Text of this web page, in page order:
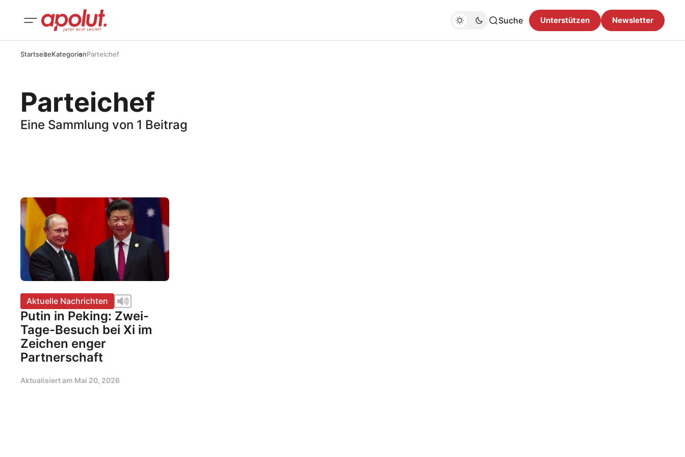
Suche Unterstützen Newsletter
StartseiteKategorienParteichef
Parteichef
Eine Sammlung von 1 Beitrag
Aktuelle Nachrichten
Putin in Peking: Zwei-
Tage-Besuch bei Xi im
Zeichen enger
Partnerschaft
Aktualisiert am Mai 20, 2026